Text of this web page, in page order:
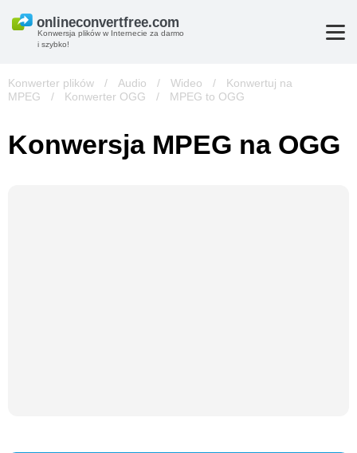
Konwersja plików w Internecie za darmo
i szybko!
Konwerter plików / Audio / Wideo /
Konwertuj na
MPEG
/ Konwerter OGG / MPEG to OGG
Konwersja MPEG na OGG